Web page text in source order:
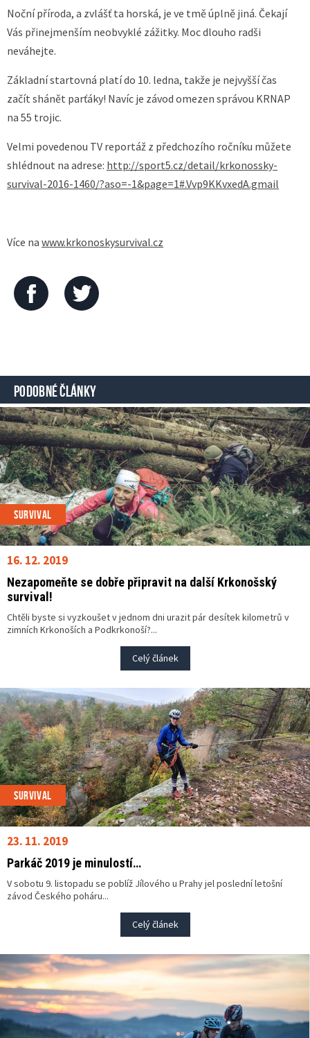
Noční příroda, a zvlášť ta horská, je ve tmě úplně jiná. Čekají
Vás přinejmenším neobvyklé zážitky. Moc dlouho radši
neváhejte.
Základní startovná platí do 10. ledna, takže je nejvyšší čas
začít shánět parťáky! Navíc je závod omezen správou KRNAP
na 55 trojic.
Velmi povedenou TV reportáž z předchozího ročníku můžete
shlédnout na adrese: http://sport5.cz/detail/krkonossky-
survival-2016-1460/?aso=-1&page=1#.Vvp9KKvxedA.gmail
Více na www.krkonoskysurvival.cz
PODOBNÉ ČLÁNKY
SURVIVAL
16. 12. 2019
Nezapomeňte se dobře připravit na další Krkonošský
survival!
Chtěli byste si vyzkoušet v jednom dni urazit pár desítek kilometrů v
zimních Krkonoších a Podkrkonoší?...
Celý článek
SURVIVAL
23. 11. 2019
Parkáč 2019 je minulostí…
V sobotu 9. listopadu se poblíž Jílového u Prahy jel poslední letošní
závod Českého poháru...
Celý článek